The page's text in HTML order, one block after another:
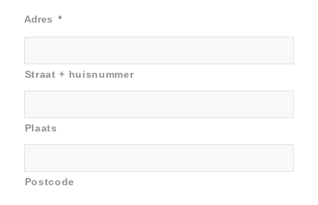
Adres *
Straat + huisnummer
Plaats
Postcode